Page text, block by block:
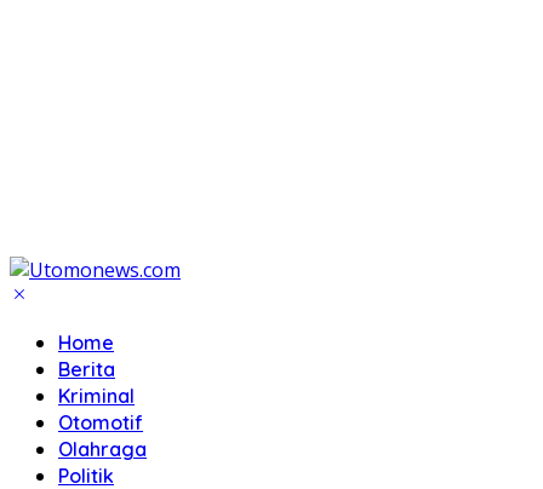
Home
Berita
Kriminal
Otomotif
Olahraga
Politik